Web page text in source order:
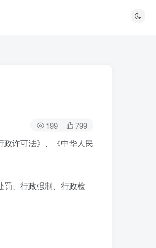
199 799
许可法》、《中华人民
、行政强制、行政检